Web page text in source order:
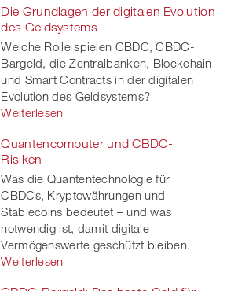
Die Grundlagen der digitalen Evolution
des Geldsystems
Welche Rolle spielen CBDC, CBDC-
Bargeld, die Zentralbanken, Blockchain
und Smart Contracts in der digitalen
Evolution des Geldsystems?
Weiterlesen
Quantencomputer und CBDC-
Risiken
Was die Quantentechnologie für
CBDCs, Kryptowährungen und
Stablecoins bedeutet – und was
notwendig ist, damit digitale
Vermögenswerte geschützt bleiben.
Weiterlesen